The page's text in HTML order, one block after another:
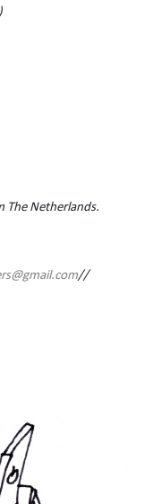
The Netherlands.
//